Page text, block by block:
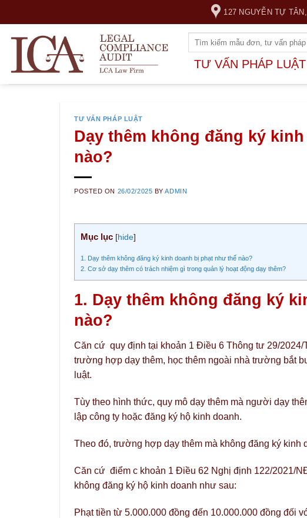
content
127 NGUYỄN TỰ
TƯ VẤN PHÁP LUẬT
TƯ VẤN PHÁP LUẬT
Dạy thêm không đăng ký
nào?
POSTED ON 26/02/2025 BYADMIN
Mục lục [hide]
1. Dạy thêm không đăng ký kinh doanh bị phạt như thế nào?
2. Cơ sở dạy thêm có trách nhiệm gì trong quản lý hoạt động dạy thêm?
1. Dạy thêm không đăng ký
nào?
Căn cứ quy định tại khoản 1 Điều 6 Thông tư 29/
trường hợp dạy thêm, học thêm ngoài nhà trường bắt
luật.
Tùy theo hình thức, quy mô dạy thêm mà người dạy
lập công ty hoặc đăng ký hộ kinh doanh.
Theo đó, trường hợp dạy thêm mà không đăng ký kinh
Căn cứ điểm c khoản 1 Điều 62 Nghị định 122/2021/
không đăng ký hộ kinh doanh như sau:
Phạt tiền từ 5.000.000 đồng đến 10.000.000 đồng đối